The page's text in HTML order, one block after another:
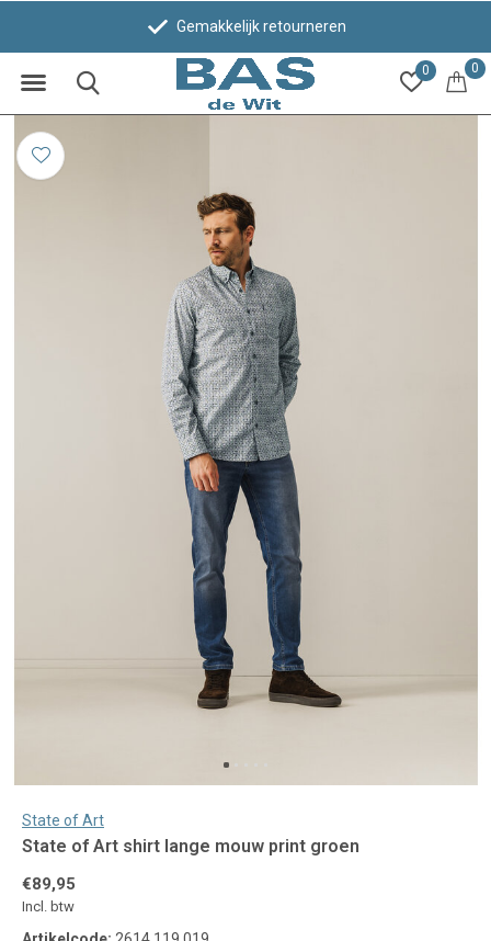
0 0
Gemakkelijk retourneren
State of Art
State of Art shirt lange mouw print groen
€89,95
Incl. btw